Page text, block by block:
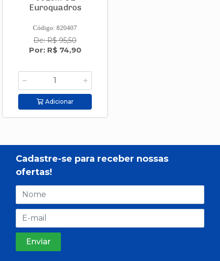
Euroquadros
Código: 820407
De: R$ 95,50
Por: R$ 74,90
Adicionar
Cadastre-se para receber nossas
ofertas!